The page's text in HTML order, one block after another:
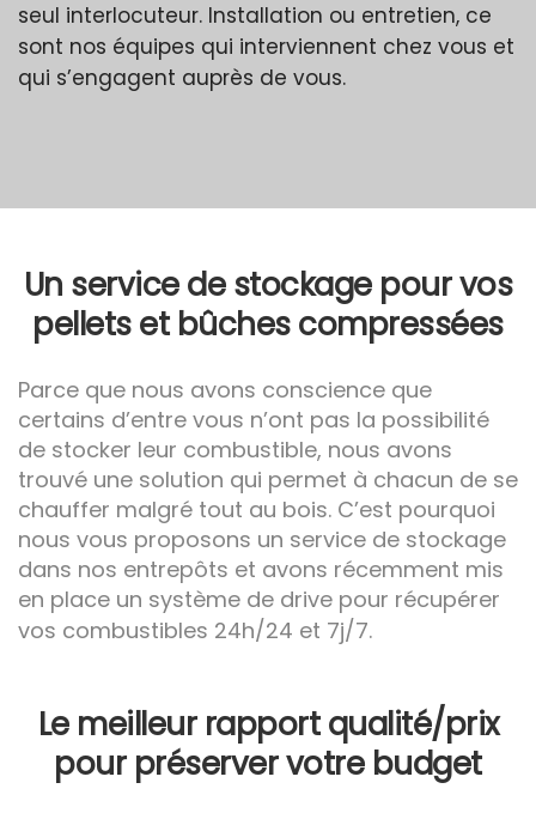
seul interlocuteur. Installation ou entretien, ce
sont nos équipes qui interviennent chez vous et
qui s’engagent auprès de vous.
Un service de stockage pour vos
pellets et bûches compressées
Parce que nous avons conscience que
certains d’entre vous n’ont pas la possibilité
de stocker leur combustible, nous avons
trouvé une solution qui permet à chacun de se
chauffer malgré tout au bois. C’est pourquoi
nous vous proposons un service de stockage
dans nos entrepôts et avons récemment mis
en place un système de drive pour récupérer
vos combustibles 24h/24 et 7j/7.
Le meilleur rapport qualité/prix
pour préserver votre budget